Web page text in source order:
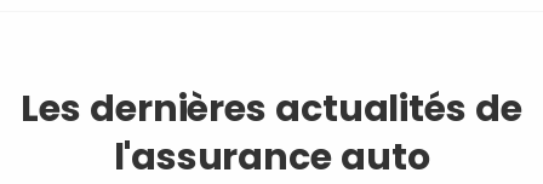
Les dernières actualités de
l'assurance auto